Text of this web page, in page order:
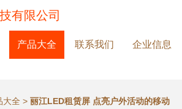
有限公司
产品大全 联系我们 企业信息
大全 > 丽江LED租赁屏 点亮户外活动的移动